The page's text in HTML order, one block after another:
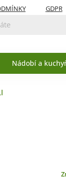
GDPR
Nádobí a